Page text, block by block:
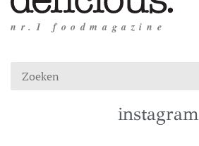
nr.1 foodmagazine
instagram